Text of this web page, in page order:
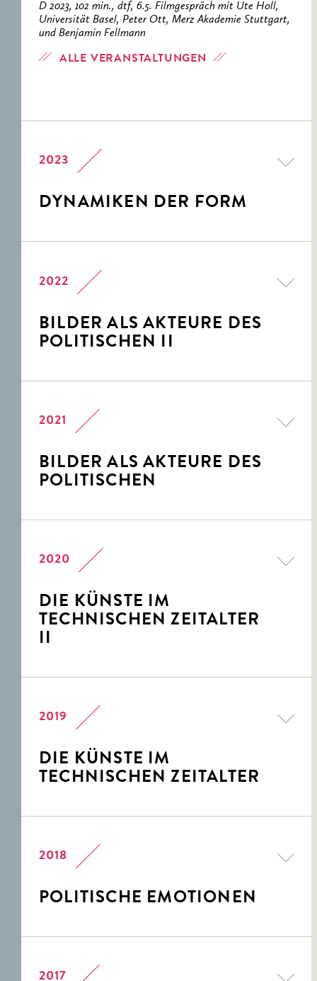
D 2023, 102 min., dtf, 6.5. Filmgespräch mit Ute Holl,
Universität Basel, Peter Ott, Merz Akademie Stuttgart,
und Benjamin Fellmann
ALLE VERANSTALTUNGEN
2023
DYNAMIKEN DER FORM
2022
BILDER ALS AKTEURE DES
POLITISCHEN II
2021
BILDER ALS AKTEURE DES
POLITISCHEN
2020
DIE KÜNSTE IM
TECHNISCHEN ZEITALTER
II
2019
DIE KÜNSTE IM
TECHNISCHEN ZEITALTER
2018
POLITISCHE EMOTIONEN
2017